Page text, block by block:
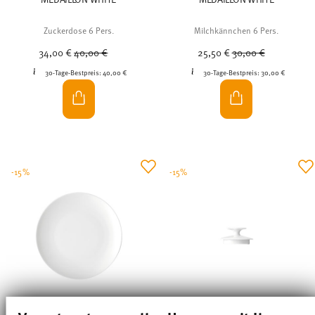
Zuckerdose 6 Pers.
34,00 €Price reduced from
40,00 €
30-Tage-Bestpreis:40,00 €
Milchkännchen 6 Pers.
25,50 €Price reduced from
30,00 €to
30-Tage-Bestpreis: 30,00 €
-15% -15%